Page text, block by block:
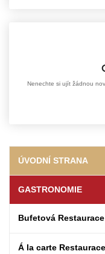
Nenechte si ujít žádnou
ÚVODNÍ STRANA
GASTRONOMIE
Bufetová
Á la carte